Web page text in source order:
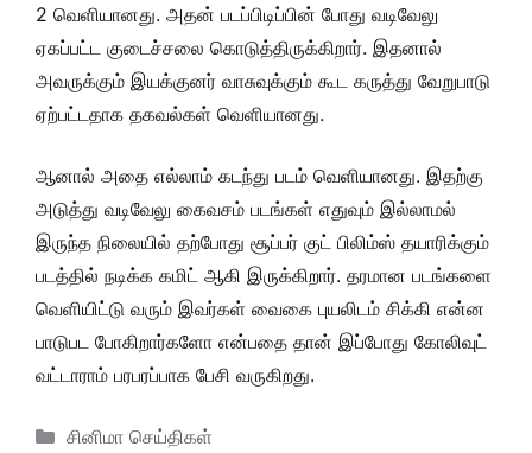
2 வெளியானது. அதன் படப்பிடிப்பின் போது வடிவேலு
ஏகப்பட்ட குடைச்சலை கொடுத்திருக்கிறார். இதனால்
அவருக்கும் இயக்குனர் வாசுவுக்கும் கூட கருத்து வேறுபாடு
ஏற்பட்டதாக தகவல்கள் வெளியானது.
ஆனால் அதை எல்லாம் கடந்து படம் வெளியானது. இதற்கு
அடுத்து வடிவேலு கைவசம் படங்கள் எதுவும் இல்லாமல்
இருந்த நிலையில் தற்போது சூப்பர் குட் பிலிம்ஸ் தயாரிக்கும்
படத்தில் நடிக்க கமிட் ஆகி இருக்கிறார். தரமான படங்களை
வெளியிட்டு வரும் இவர்கள் வைகை புயலிடம் சிக்கி என்ன
பாடுபட போகிறார்களோ என்பதை தான் இப்போது கோலிவுட்
வட்டாராம் பரபரப்பாக பேசி வருகிறது.
Categories
சினிமா செய்திகள்